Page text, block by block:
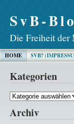
SvB-
Die Freiheit der
HOME SVB?
Kategorien
Kategorien
Archiv